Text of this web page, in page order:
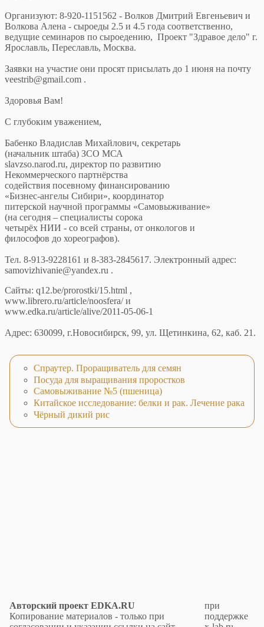
Организуют: 8-920-1151562 - Волков Дмитрий Евгеньевич и
Волкова Алена - сыроеды 2.5 и 4.5 года соответственно,
ведущие семинаров по сыроедению, Проект "Здравое дело" г.
Ярославль, Переславль, Москва.
Заявки на участие они просят присылать до 1 июня на почту
veestrib@gmail.com .
Здоровья Вам!
С глубоким уважением,
Бабенко Владислав Михайлович, секретарь
(начальник штаба) ЗСО МСА
slavzso.narod.ru, директор по развитию
Некоммерческого партнёрства
содействия посевному финансированию
«Бизнес-ангелы Сибири», координатор
питерской научной программы «Самовыживание»
(на сегодня – специалисты сорока
четырёх НИИ - со всей страны, от онкологов и
философов до хореографов).
Тел. 8-913-9228161 и 8-383-2845617. Электронный адрес:
samovizhivanie@yandex.ru .
Сайты: q12.be/prorostki/15.html ,
www.librero.ru/article/noosfera/ и
www.edka.ru/article/alive/2011-05-06-1
Адрес: 630099, г.Новосибирск, 99, ул. Щетинкина, 62, каб. 21.
Спраутер. Проращиватель для семян
Посуда для выращивания проростков
Самовыживание №5 (пшеница)
Китайское исследование: белки и рак. Лечение рака
Чёрный дикий рис
Авторский проект EDKA.RU
Копирование материалов - только при
при
поддержке